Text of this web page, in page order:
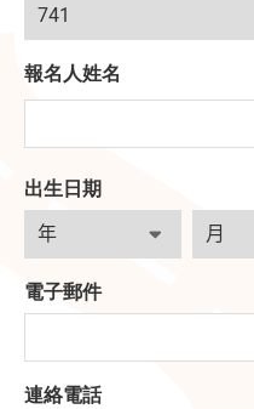
報名人姓名
出生日期
電子郵件
連絡電話